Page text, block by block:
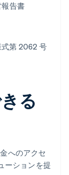
告書
式第 2062 号
る
へのアクセ
ーションを提